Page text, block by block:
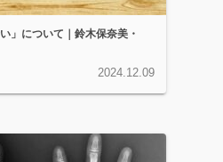
」について｜鈴木保奈美・
2024.12.09